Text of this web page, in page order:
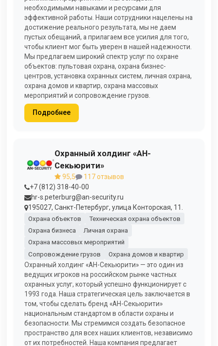
необходимыми навыками и ресурсами для
эффективной работы. Наши сотрудники нацелены на
достижение реального результата, мы не даем
пустых обещаний, а прилагаем все усилия для того,
чтобы клиент мог быть уверен в нашей надежности.
Мы предлагаем широкий спектр услуг по охране
объектов: пультовая охрана, охрана бизнес-
центров, установка охранных систем, личная охрана,
охрана домов и квартир, охрана массовых
мероприятий и сопровождение грузов.
Подробнее
Охранный холдинг «АН-
Секьюрити»
95,5
117 отзывов
+7 (812) 318-40-00
hr-s.peterburg@an-security.ru
195027, Санкт-Петербург, улица Конторская, 11.
Охрана объектов
Техническая охрана объектов
Охрана бизнеса
Личная охрана
Охрана массовых мероприятий
Сопровождение грузов
Охрана домов и квартир
Охранный холдинг «АН-Секьюрити» — это один из
ведущих игроков на российском рынке частных
охранных услуг, который успешно функционирует с
1993 года. Наша стратегическая цель заключается в
том, чтобы сделать бренд «АН-Секьюрити»
национальным стандартом в области охраны и
безопасности. Мы стремимся создать безопасное
пространство для всех наших клиентов, независимо
от их потребностей. Наша компания предлагает